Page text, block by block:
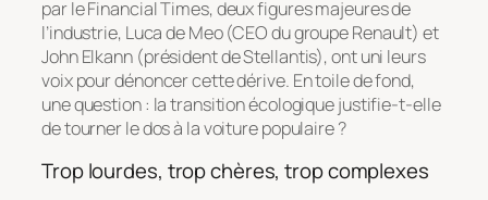
par leFinancial Times, deux figures majeures de
l’industrie, Luca de Meo (CEO du groupe Renault) et
John Elkann (président de Stellantis), ont uni leurs
voix pour dénoncer cette dérive. En toile de fond,
une question : la transition écologique justifie-t-elle
de tourner le dos à la voiture populaire ?
Trop lourdes, trop chères, trop complexes